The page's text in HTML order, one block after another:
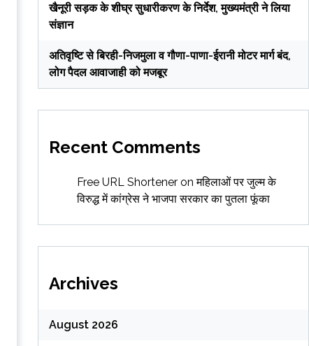
खैनूरी सड़क के शीघ्र सुधारीकरण के निर्देश, मुख्यमंत्री ने लिया
संज्ञान
अतिवृष्टि से बिरही-निजमुला व गौणा-पाणा-ईरानी मोटर मार्ग बंद,
लोग पैदल आवाजाही को मजबूर
Recent Comments
Free URL Shorteneronमहिलाओं पर जुल्म के
विरुद्ध में कांग्रेस ने भाजपा सरकार का पुतला फूंका
Archives
August 2026